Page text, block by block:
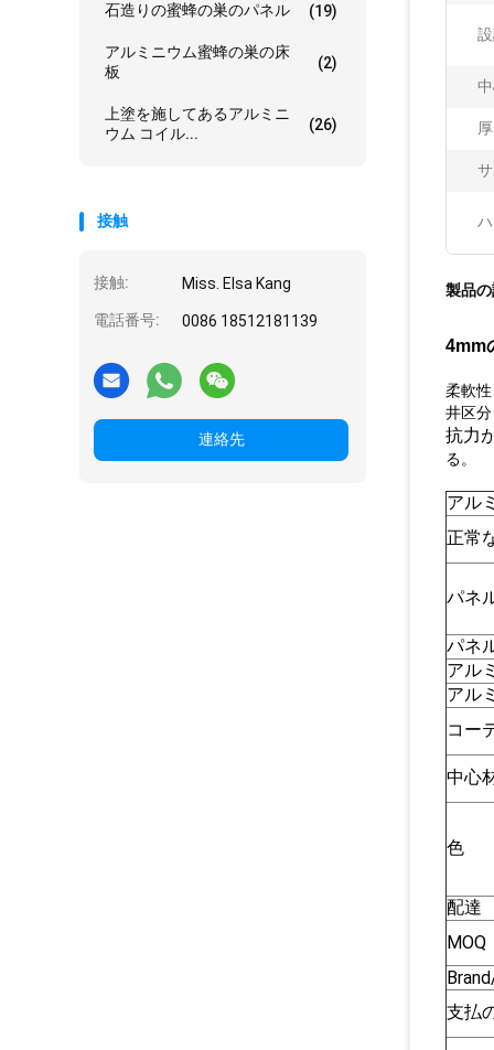
石造りの蜜蜂の巣のパネル (19)
アルミニウム蜜蜂の巣の床
板
(2)
上塗を施してあるアルミニ
ウム コイル...
(26)
接触
接触: Miss. Elsa Kang
電話番号: 0086 18512181139
連絡先
製品
4mm
柔軟
井区
抗力
る。
アル
正常
パネ
パネ
アル
アル
コー
中心
色
配達
MOQ
支払